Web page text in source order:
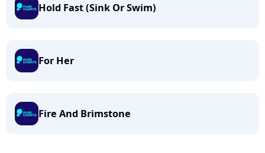
Hold Fast (Sink Or Swim)
For Her
Fire And Brimstone